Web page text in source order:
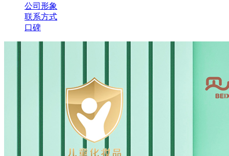
公司形象
联系方式
口碑